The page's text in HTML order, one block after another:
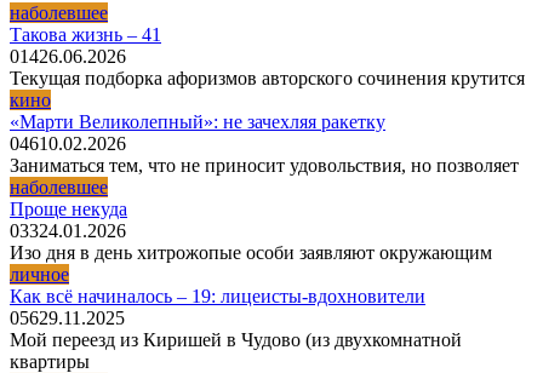
наболевшее
Такова жизнь – 41
01426.06.2026
Текущая подборка афоризмов авторского сочинения крутится
кино
«Марти Великолепный»: не зачехляя ракетку
04610.02.2026
Заниматься тем, что не приносит удовольствия, но позволяет
наболевшее
Проще некуда
03324.01.2026
Изо дня в день хитрожопые особи заявляют окружающим
личное
Как всё начиналось – 19: лицеисты-вдохновители
05629.11.2025
Мой переезд из Киришей в Чудово (из двухкомнатной
квартиры